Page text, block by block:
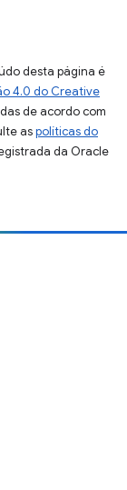
desta página é
4.0 do Creative
de acordo com
aspolíticas do
da Oracle